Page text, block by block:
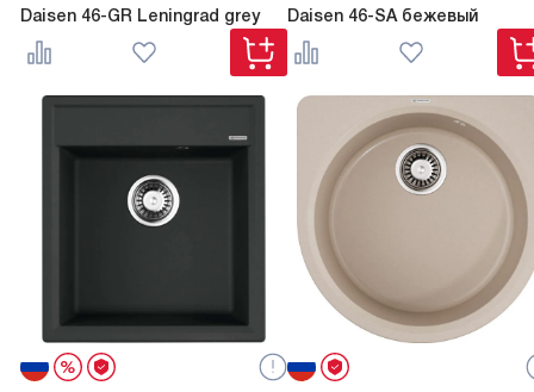
Daisen 46-GR Leningrad grey
Daisen 46-SA бежевый